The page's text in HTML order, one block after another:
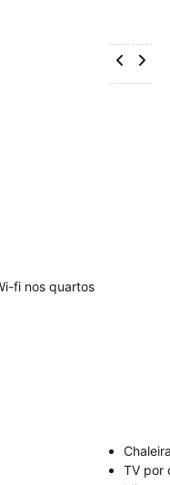
fi nos quartos
TV por